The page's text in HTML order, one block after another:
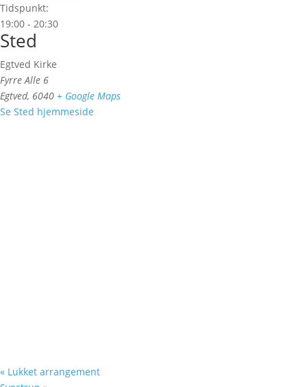
Tidspunkt:
19:00 - 20:30
Sted
Egtved Kirke
Fyrre Alle 6
Egtved, 6040 + Google Maps
Se Sted hjemmeside
« Lukket arrangement